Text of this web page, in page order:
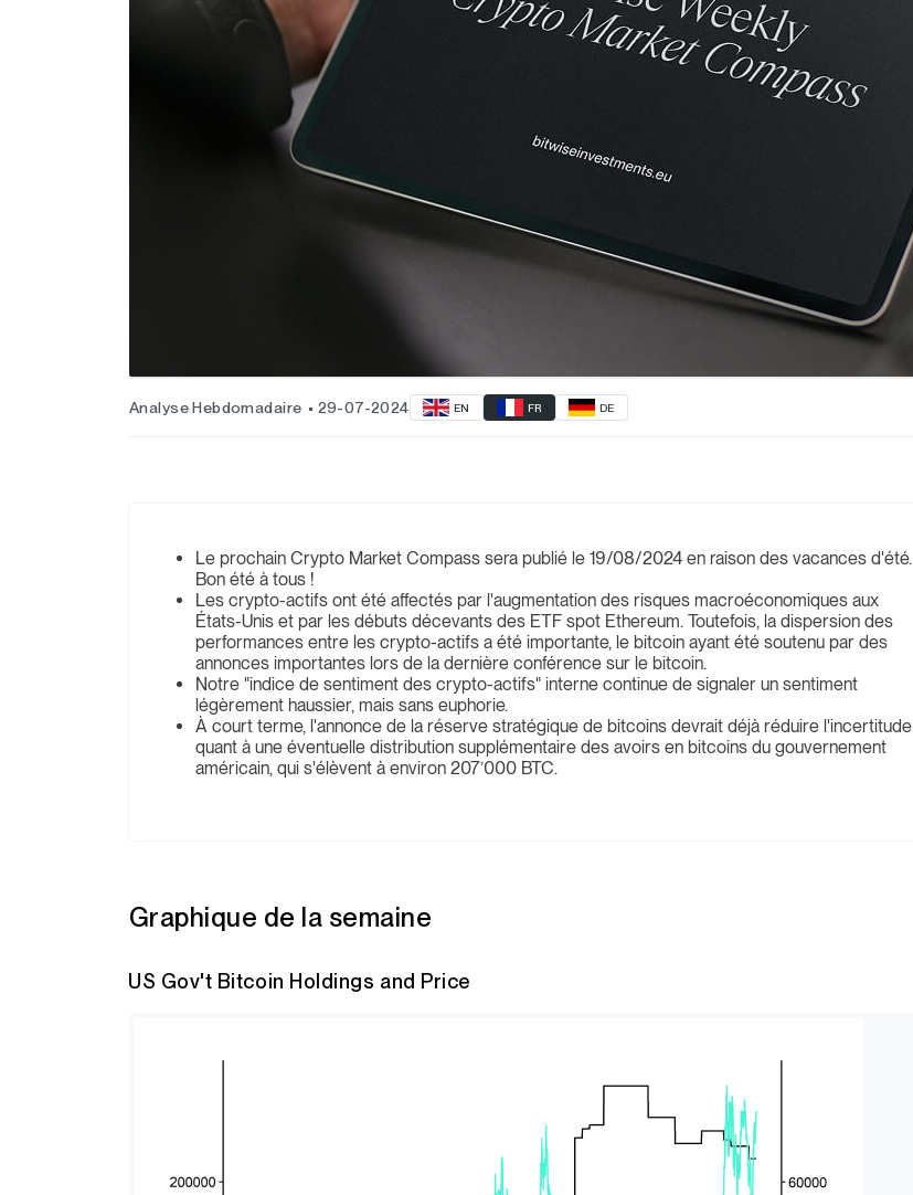
Analyse Hebdomadaire 29-07-2024 EN FR DE
Le prochain Crypto Market Compass sera publié le 19/08/2024 en raison des vacances d'été.
Bon été à tous !
Les crypto-actifs ont été affectés par l'augmentation des risques macroéconomiques aux
États-Unis et par les débuts décevants des ETF spot Ethereum. Toutefois, la dispersion des
performances entre les crypto-actifs a été importante, le bitcoin ayant été soutenu par des
annonces importantes lors de la dernière conférence sur le bitcoin.
Notre "indice de sentiment des crypto-actifs" interne continue de signaler un sentiment
légèrement haussier, mais sans euphorie.
À court terme, l'annonce de la réserve stratégique de bitcoins devrait déjà réduire l'incertitude
quant à une éventuelle distribution supplémentaire des avoirs en bitcoins du gouvernement
américain, qui s'élèvent à environ 207’000 BTC.
Graphique de la semaine
US Gov't Bitcoin Holdings and Price